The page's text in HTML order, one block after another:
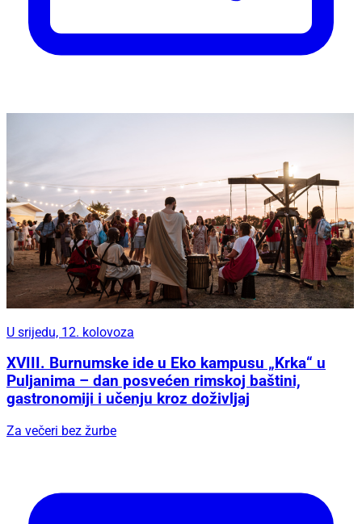
U srijedu, 12. kolovoza
XVIII. Burnumske ide u Eko kampusu „Krka“ u
Puljanima – dan posvećen rimskoj baštini,
gastronomiji i učenju kroz doživljaj
Za večeri bez žurbe